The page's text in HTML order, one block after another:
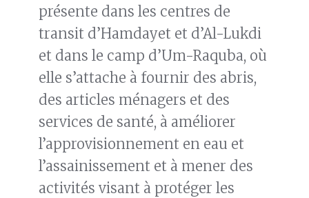
présente dans les centres de
transit d’Hamdayet et d’Al-Lukdi
et dans le camp d’Um-Raquba, où
elle s’attache à fournir des abris,
des articles ménagers et des
services de santé, à améliorer
l’approvisionnement en eau et
l’assainissement et à mener des
activités visant à protéger les